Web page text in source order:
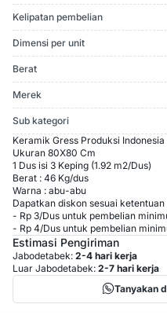
Kelipatan pembelian
Dimensi per unit
Berat
Merek
Sub kategori
Keramik Gress Produksi Indonesia
Ukuran 80X80 Cm
1 Dus isi 3 Keping (1.92 m2/Dus)
Berat : 46 Kg/dus
Warna : abu-abu
Dapatkan diskon sesuai
- Rp 3/Dus untuk pembelian
- Rp 4/Dus untuk pembelian
Estimasi Pengiriman
Jabodetabek: 2-4 hari kerja
Luar Jabodetabek: 2-7 hari kerja
Tanyakan